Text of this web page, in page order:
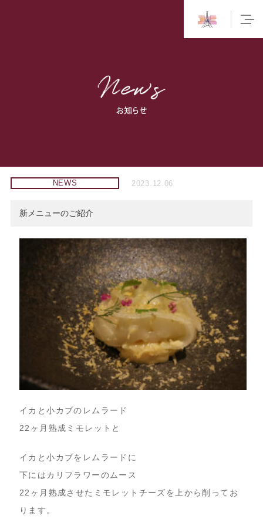
お知らせ
NEWS 2023.12.06
新メニューのご紹介
イカと小カブのレムラード
22ヶ月熟成ミモレットと
イカと小カブをレムラードに
下にはカリフラワーのムース
22ヶ月熟成させたミモレットチーズを上から削ってお
ります。